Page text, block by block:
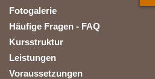
Fotogalerie
Häufige Fragen - FAQ
Kursstruktur
Leistungen
Voraussetzungen